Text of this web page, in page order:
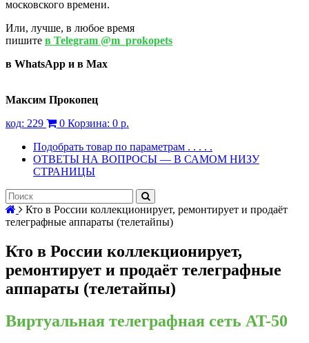
московского времени.
Или, лучше, в любое время
пишите в Telegram @m_prokopets
в WhatsApp и в Max
Максим Прокопец
код: 229 0 Корзина: 0 р.
Подобрать товар по параметрам . . . . .
ОТВЕТЫ НА ВОПРОСЫ — В САМОМ НИЗУ
СТРАНИЦЫ
Кто в России коллекционирует, ремонтирует и продаёт
телеграфные аппараты (телетайпы)
Кто в России коллекционирует,
ремонтирует и продаёт телеграфные
аппараты (телетайпы)
Виртуальная телеграфная сеть AT-50